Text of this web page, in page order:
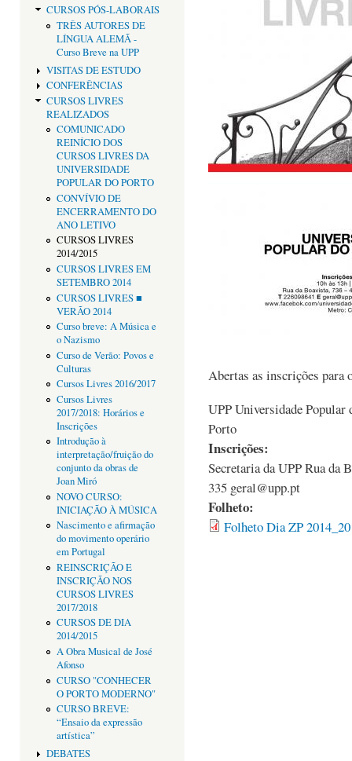
CURSOS PÓS-LABORAIS
TRÊS AUTORES DE
LÍNGUA ALEMÃ -
Curso Breve na UPP
VISITAS DE ESTUDO
CONFERÊNCIAS
CURSOS LIVRES
REALIZADOS
COMUNICADO
REINÍCIO DOS
CURSOS LIVRES DA
UNIVERSIDADE
POPULAR DO PORTO
CONVÍVIO DE
ENCERRAMENTO DO
ANO LETIVO
CURSOS LIVRES
2014/2015
CURSOS LIVRES EM
SETEMBRO 2014
CURSOS LIVRES ■
VERÃO 2014
Curso breve: A Música e
o Nazismo
Curso de Verão: Povos e
Culturas
Cursos Livres 2016/2017
Cursos Livres
2017/2018: Horários e
Inscrições
Introdução à
interpretação/fruição do
conjunto da obras de
Joan Miró
NOVO CURSO:
INICIAÇÃO À MÚSICA
Nascimento e afirmação
do movimento operário
em Portugal
REINSCRIÇÃO E
INSCRIÇÃO NOS
CURSOS LIVRES
2017/2018
CURSOS DE DIA
2014/2015
A Obra Musical de José
Afonso
CURSO "CONHECER
O PORTO MODERNO"
CURSO BREVE:
“Ensaio da expressão
artística”
DEBATES
Abertas as inscrições para
UPP Universidade Popular
Porto
Inscrições:
Secretaria da UPP Rua da
335 geral@upp.pt
Folheto:
Folheto Dia ZP